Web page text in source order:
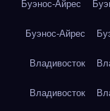
Буэнос-Айрес
Буэнос-Айрес
Владивосток
Владивосток